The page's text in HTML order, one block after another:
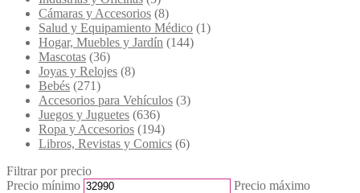
Cámaras y Accesorios (8)
Salud y Equipamiento Médico (1)
Hogar, Muebles y Jardín (144)
Mascotas (36)
Joyas y Relojes (8)
Bebés (271)
Accesorios para Vehículos (3)
Juegos y Juguetes (636)
Ropa y Accesorios (194)
Libros, Revistas y Comics (6)
Filtrar por precio
Precio mínimo
Precio máximo